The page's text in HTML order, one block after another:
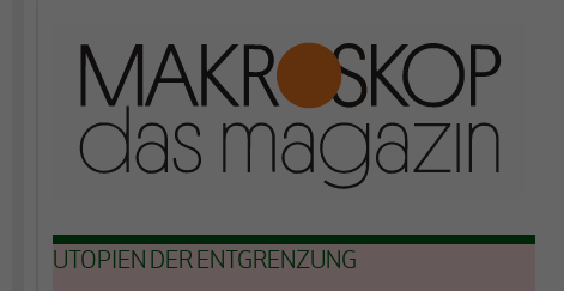
UTOPIEN DER ENTGRENZUNG